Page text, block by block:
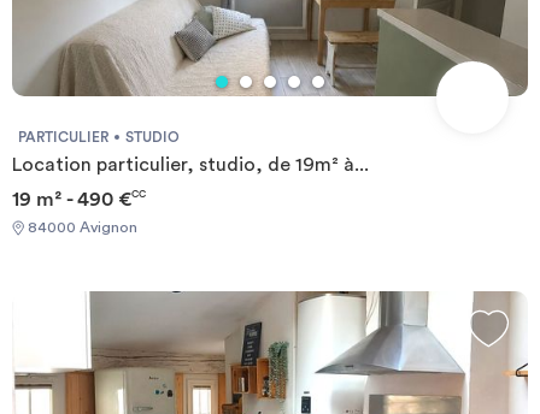
PARTICULIER STUDIO
Location particulier, studio, de 19m² à...
19 m² - 490 €CC
84000 Avignon